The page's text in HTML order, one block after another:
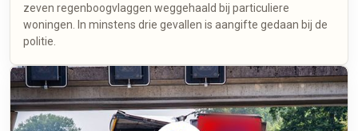
zeven regenboogvlaggen weggehaald bij particuliere
woningen. In minstens drie gevallen is aangifte gedaan bij de
politie.